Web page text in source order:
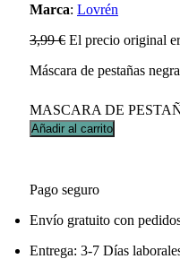
Marca: Lovrén
3,99€ El precio original
Máscara de pestañas
MASCARA DE
Añadir al carrito
Pago seguro
Envío gratuito con
Entrega: 3-7 Días